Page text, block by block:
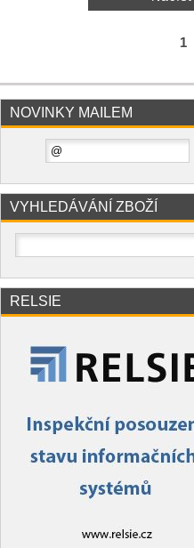
1
NOVINKY MAILEM
VYHLEDÁVÁNÍ ZBOŽÍ
RELSIE